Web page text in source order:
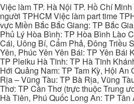
Việc làm TP. Hà Nội TP. Hồ Chí
người TPHCM Việc làm part time
vực Miền Bắc Bắc Giang: TP Bắc
Phủ Lý Hòa Bình: TP Hòa Bình Lào
Cái, Uông Bí, Cẩm Phả, Đông Triều
Yên, Phúc Yên Yên Bái: TP Yên
TP Pleiku Hà Tĩnh: TP Hà Tĩnh
Hới Quảng Nam: TP Tam Kỳ, Hội
Rịa – Vũng Tàu: TP Bà Rịa, Vũng
Thơ: TP Cần Thơ (trực thuộc Trung
Hà Tiên, Phú Quốc Long An: TP